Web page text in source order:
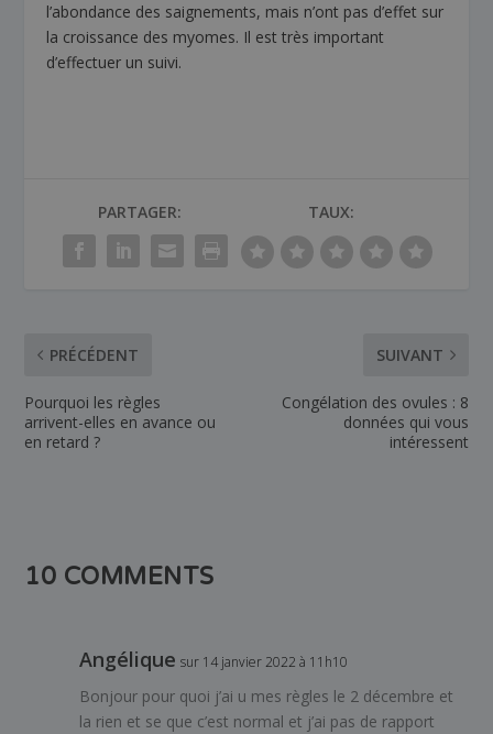
l’abondance des saignements, mais n’ont pas d’effet sur
la croissance des myomes. Il est très important
d’effectuer un suivi.
PARTAGER: TAUX:
PRÉCÉDENT
Pourquoi les règles
arrivent-elles en avance ou
en retard ?
SUIVANT
Congélation des ovules : 8
données qui vous
intéressent
10 COMMENTS
Angélique sur 14 janvier 2022 à 11h10
Bonjour pour quoi j’ai u mes règles le 2 décembre et
la rien et se que c’est normal et j’ai pas de rapport